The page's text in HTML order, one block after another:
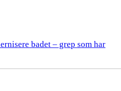
badet – grep som har